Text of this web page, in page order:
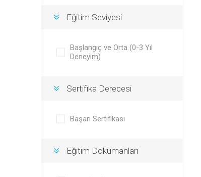
Eğitim Seviyesi
Başlangıç ve Orta (0-3 Yıl
Deneyim)
Sertifika Derecesi
Başarı Sertifikası
Eğitim Dokümanları